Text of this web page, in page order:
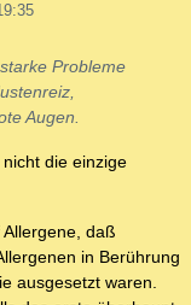
Probleme
Augen.
die einzige
daß
in Berührung
ausgesetzt waren.